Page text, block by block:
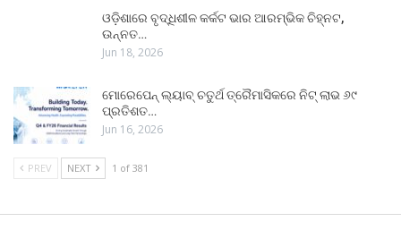
ଓଡ଼ିଶାରେ ବୃଦ୍ଧିଶୀଳ କର୍କଟ ଭାର ଆରମ୍ଭିକ ଚିହ୍ନଟ,
ଉନ୍ନତ…
Jun 18, 2026
ମୋରେପେନ୍ ଲ୍ୟାବ୍ ଚତୁର୍ଥ ତ୍ରୈମାସିକରେ ନିଟ୍ ଲାଭ ୬୯
ପ୍ରତିଶତ…
Jun 16, 2026
PREV NEXT 1 of 381